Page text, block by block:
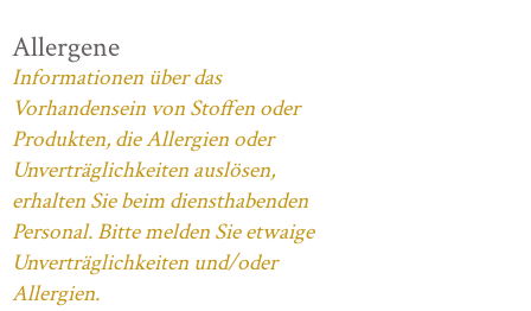
Allergene
Informationen über das
Vorhandensein von Stoffen oder
Produkten, die Allergien oder
Unverträglichkeiten auslösen,
erhalten Sie beim diensthabenden
Personal. Bitte melden Sie etwaige
Unverträglichkeiten und/oder
Allergien.